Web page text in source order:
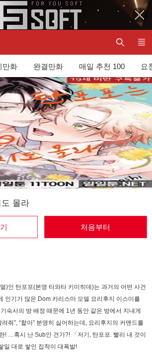
만화 완결만화 매일 추천 100 요
몰라
처음부터
)인 탄포포(본명 타와타 키미히데)는 과거의 어떤 사건
인기가 많은 Dom 카리스마 모델 요리후지 이스미를
숙사의 방 배정 때문에 1년 동안 같은 방에서 지내게
려줘”, “핥아” 분명히 싫어하는데, 요리후지의 커맨드를
! …혹시 난 Sub인 건가?! 「저기, 탄포포. 빨리 내 것이
일 대로 쌓인 집착이 대폭발!